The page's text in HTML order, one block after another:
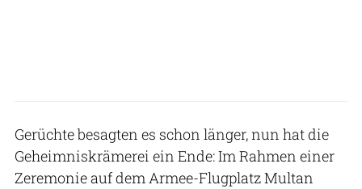
Gerüchte besagten es schon länger, nun hat die
Geheimniskrämerei ein Ende: Im Rahmen einer
Zeremonie auf dem Armee-Flugplatz Multan